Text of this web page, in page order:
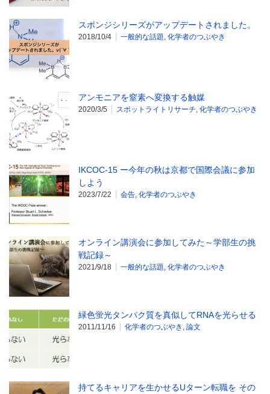
スポンジシリーズがアップデートされました。
2018/10/4 一般的な話題 化学者のつぶやき
アンモニアを窒素へ変換する触媒
2020/3/5 スポットライトリサーチ 化学者のつぶやき
IKCOC-15 ー今年の秋は京都で国際会議に参加
しよう
2023/7/22 会告 化学者のつぶやき
オンライン講演会に参加してみた～学部生の挑
戦記録～
2021/9/18 一般的な話題 化学者のつぶやき
緑色蛍光タンパク質を真似してRNAを光らせる
2011/11/16 化学者のつぶやき 論文
持てるキャリアを生かせるUターン転職を その